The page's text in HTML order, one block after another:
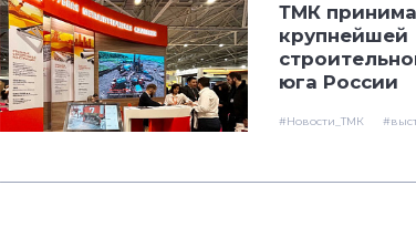
ТМК
крупнейшей
юга России
#Новости_ТМК